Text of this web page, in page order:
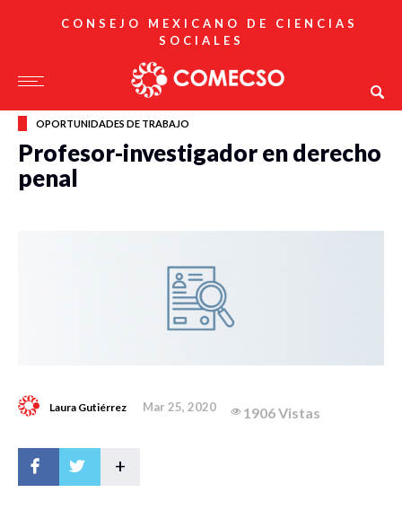
CONSEJO MEXICANO DE CIENCIAS
SOCIALES
OPORTUNIDADES DE TRABAJO
Profesor-investigador en derecho
penal
Laura Gutiérrez Mar 25, 2020 1906 Vistas
+